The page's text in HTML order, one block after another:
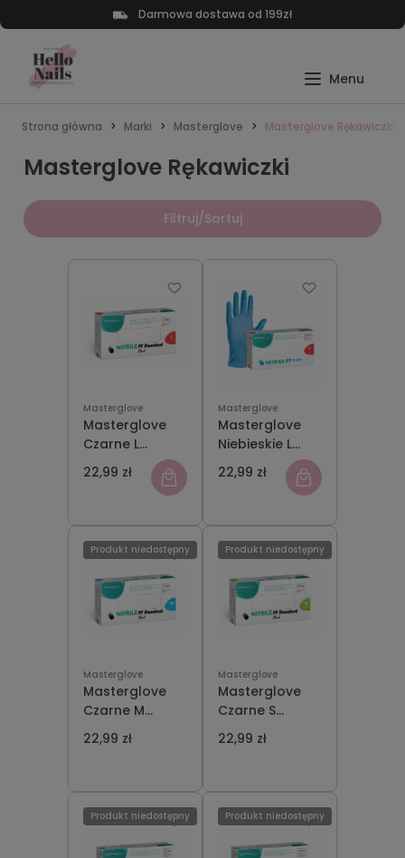
Darmowa dostawa od 199zł
Strona główna Marki Masterglove Masterglove Rękawiczki
Masterglove Rękawiczki
Filtruj/Sortuj
Masterglove
Masterglove
Czarne L
Rękawiczki
Nikrylowe 100
22,99 zł
Masterglove
Masterglove
Niebieskie L
Rękawiczki
Nikrylowe 100
22,99 zł
Masterglove
Masterglove
Czarne M
Rękawiczki
Nikrylowe 100
22,99 zł
Produkt niedostępny
Masterglove
Masterglove
Czarne S
Rękawiczki
Nikrylowe 100
22,99 zł
Produkt niedostępny
Produkt niedostępny Produkt niedostępny